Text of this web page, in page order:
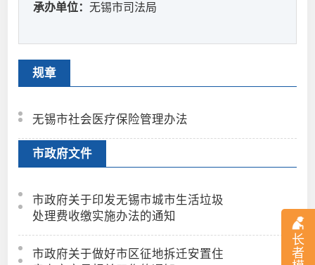
长
者
承办单位：无锡市司法局
规章
无锡市社会医疗保险管理办法
市政府文件
市政府关于印发无锡市城市生活垃圾
处理费收缴实施办法的通知
市政府关于做好市区征地拆迁安置住